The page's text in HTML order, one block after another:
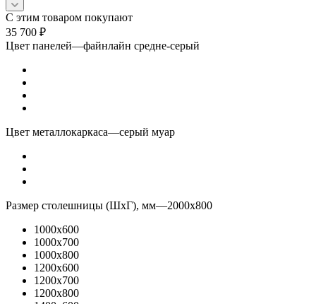
С этим товаром покупают
35 700 ₽
Цвет панелей—файнлайн средне-серый
Цвет металлокаркаса—серый муар
Размер столешницы (ШхГ), мм—2000x800
1000x600
1000x700
1000x800
1200x600
1200x700
1200x800